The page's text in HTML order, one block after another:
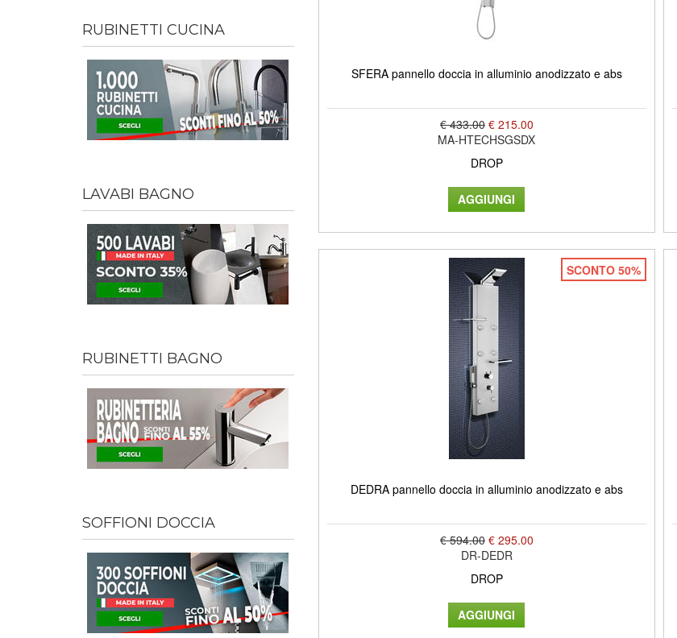
RUBINETTI CUCINA
LAVABI BAGNO
RUBINETTI BAGNO
SOFFIONI DOCCIA
SFERA pannello doccia in alluminio anodizzato e abs
€ 433.00 € 215.00
MA-HTECHSGSDX
DROP
SCONTO 50%
DEDRA pannello doccia in alluminio anodizzato e abs
€ 594.00 € 295.00
DR-DEDR
DROP